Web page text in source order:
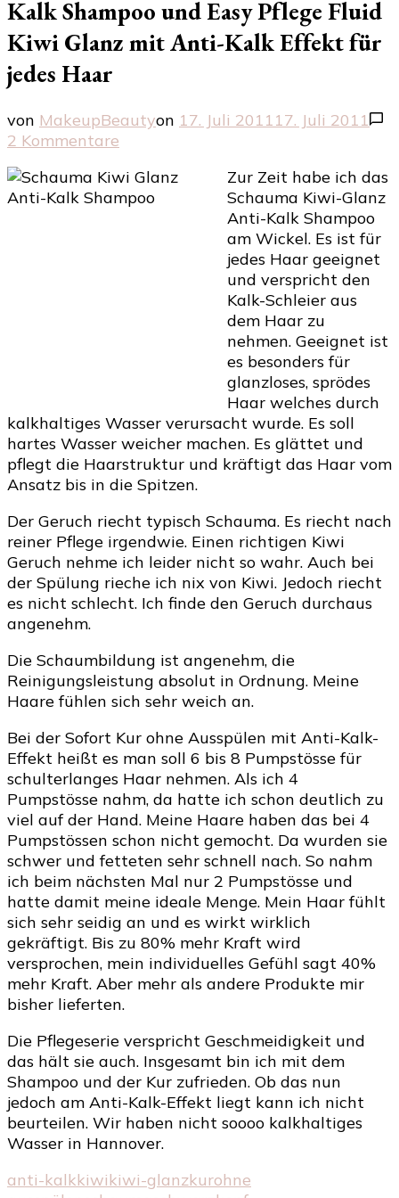
Kalk Shampoo und Easy Pflege Fluid
Kiwi Glanz mit Anti-Kalk Effekt für
jedes Haar
von MakeupBeautyon 17. Juli 201117. Juli 2011
2 Kommentare
Kiwi-
Ganz
mit
Anti-
Kalk
Effekt
jedes
Haar
Zur Zeit habe ich das
Schauma Kiwi-Glanz
Anti-Kalk Shampoo
am Wickel. Es ist für
jedes Haar geeignet
und verspricht den
Kalk-Schleier aus
dem Haar zu
nehmen. Geeignet ist
es besonders für
glanzloses, sprödes
Haar welches durch
kalkhaltiges Wasser verursacht wurde. Es soll
hartes Wasser weicher machen. Es glättet und
pflegt die Haarstruktur und kräftigt das Haar vom
Ansatz bis in die Spitzen.
Der Geruch riecht typisch Schauma. Es riecht nach
reiner Pflege irgendwie. Einen richtigen Kiwi
Geruch nehme ich leider nicht so wahr. Auch bei
der Spülung rieche ich nix von Kiwi. Jedoch riecht
es nicht schlecht. Ich finde den Geruch durchaus
angenehm.
Die Schaumbildung ist angenehm, die
Reinigungsleistung absolut in Ordnung. Meine
Haare fühlen sich sehr weich an.
Bei der Sofort Kur ohne Ausspülen mit Anti-Kalk-
Effekt heißt es man soll 6 bis 8 Pumpstösse für
schulterlanges Haar nehmen. Als ich 4
Pumpstösse nahm, da hatte ich schon deutlich zu
viel auf der Hand. Meine Haare haben das bei 4
Pumpstössen schon nicht gemocht. Da wurden sie
schwer und fetteten sehr schnell nach. So nahm
ich beim nächsten Mal nur 2 Pumpstösse und
hatte damit meine ideale Menge. Mein Haar fühlt
sich sehr seidig an und es wirkt wirklich
gekräftigt. Bis zu 80% mehr Kraft wird
versprochen, mein individuelles Gefühl sagt 40%
mehr Kraft. Aber mehr als andere Produkte mir
bisher lieferten.
Die Pflegeserie verspricht Geschmeidigkeit und
das hält sie auch. Insgesamt bin ich mit dem
Shampoo und der Kur zufrieden. Ob das nun
jedoch am Anti-Kalk-Effekt liegt kann ich nicht
beurteilen. Wir haben nicht soooo kalkhaltiges
Wasser in Hannover.
anti-kalkkiwikiwi-glanzkurohne